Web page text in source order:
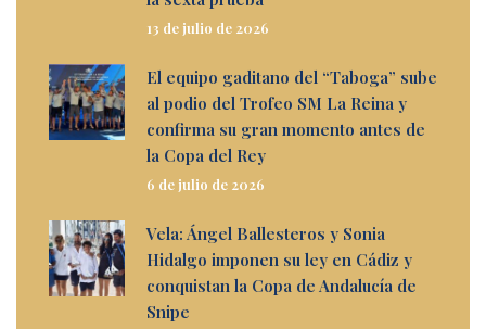
13 de julio de 2026
El equipo gaditano del “Taboga” sube
al podio del Trofeo SM La Reina y
confirma su gran momento antes de
la Copa del Rey
6 de julio de 2026
Vela: Ángel Ballesteros y Sonia
Hidalgo imponen su ley en Cádiz y
conquistan la Copa de Andalucía de
Snipe